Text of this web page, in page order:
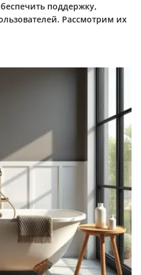
поддержку,
Рассмотрим их